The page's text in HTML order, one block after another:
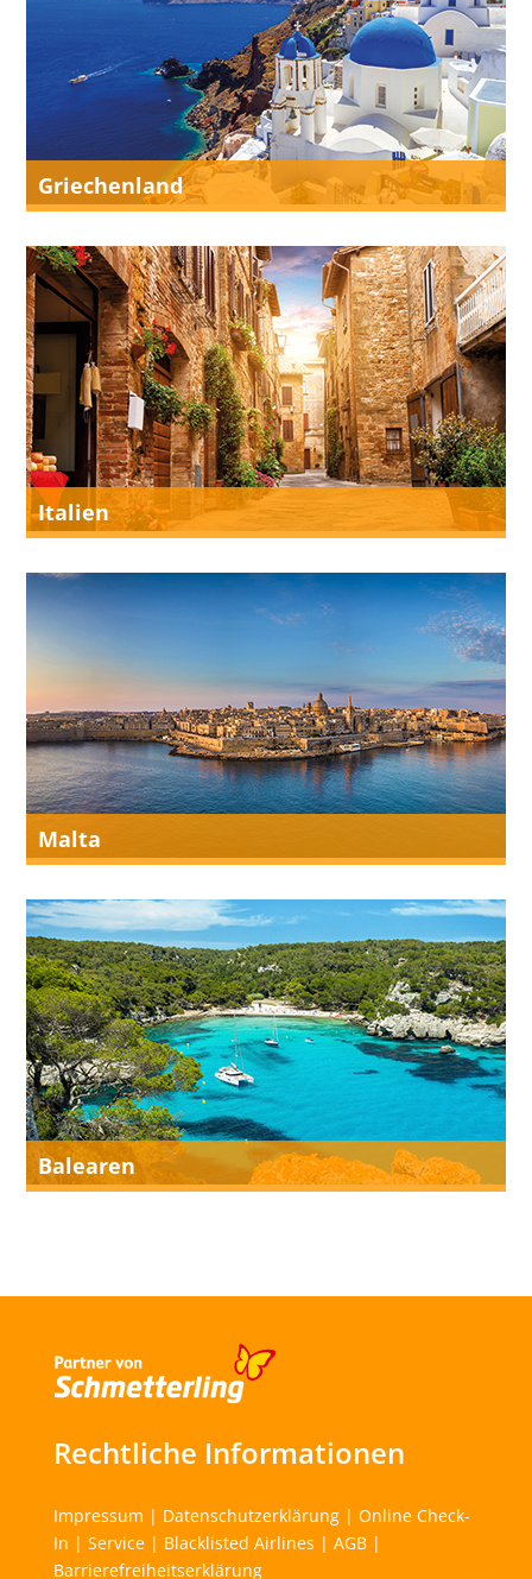
Griechenland
Italien
Malta
Balearen
Rechtliche Informationen
Impressum | Datenschutzerklärung| Online Check-
In | Service| Blacklisted Airlines | AGB|
Barrierefreiheitserklärung